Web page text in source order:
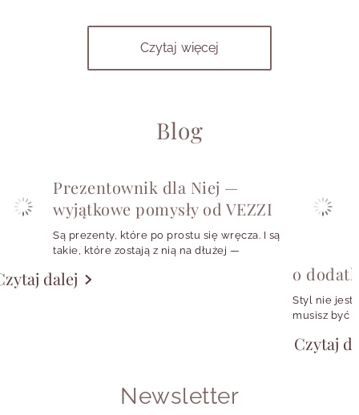
wybierana jest na prezent.To upominek, który łączy estetykę z
emocjonalnym przekazem - idealny dla bliskiej osoby, ale także
pytania o biżuterię z Okiem
Co oznacza symbol Oka Proroka w biżuterii?
Czy można kupić Oko Proroka samemu
Na której ręce nosić bransoletkę z Okiem
Czytaj więcej
Blog
Prezentownik dla Niej —
wyjątkowe pomysły od VEZZI
Są prezenty, które po prostu się wręcza. I są
takie, które zostają z nią na dłużej —
w małym rytuale zakładania ulubionych
dalej
o
Styl nie jest
musisz być
chcesz
Czytaj
Newsletter